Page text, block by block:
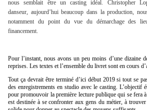
nous semblait être un casting idéal. Christopher
danseur, aujourd’huibeaucoup dans la production,
notamment du point du vue du démarchage des
financement.
Pour l’instant, nous avons un peu moins d’une dizaine
reprises. Les textes et l’ensemble du livret sont en cours
Tout ça devrait être terminé d’ici début 2019 si tout se
des enregistrements en studio avec le casting. L’objectif
pour promouvoir la première lecture publique qui se fera
est destinée à se confronter aux gens du métier, à